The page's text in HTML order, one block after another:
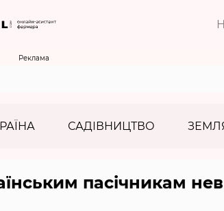
Реклама
САДІВНИЦТВО
пасічникам